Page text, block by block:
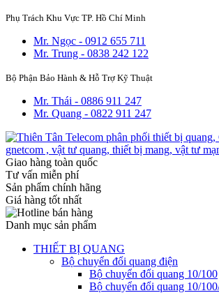
Phụ Trách Khu Vực TP. Hồ Chí Minh
Mr. Ngọc - 0912 655 711
Mr. Trung - 0838 242 122
Bộ Phận Bảo Hành & Hỗ Trợ Kỹ Thuật
Mr. Thái - 0886 911 247
Mr. Quang - 0822 911 247
Giao hàng toàn quốc
Tư vấn miễn phí
Sản phẩm chính hãng
Giá hàng tốt nhất
Danh mục sản phẩm
THIẾT BỊ QUANG
Bộ chuyển đổi quang điện
Bộ chuyển đổi quang 10/100
Bộ chuyển đổi quang 10/